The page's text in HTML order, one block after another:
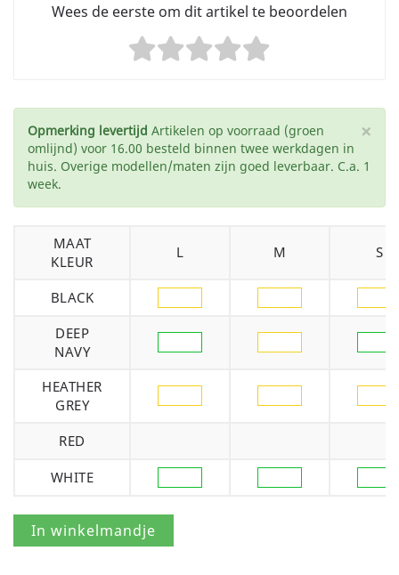
Wees de eerste om dit artikel te beoordelen
×
Opmerking levertijd Artikelen op voorraad (groen
omlijnd) voor 16.00 besteld binnen twee werkdagen in
huis. Overige modellen/maten zijn goed leverbaar. C.a. 1
week.
MAAT
KLEUR
L M S
BLACK
DEEP
NAVY
HEATHER
GREY
RED
WHITE